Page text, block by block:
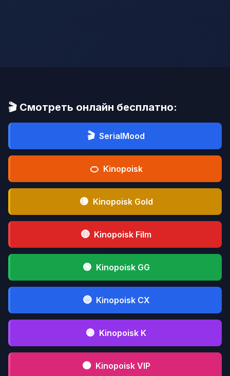
🎬 Смотреть онлайн бесплатно:
🎬 SerialMood
🍊 Kinopoisk
🟡 Kinopoisk Gold
🔴 Kinopoisk Film
🟢 Kinopoisk GG
🔵 Kinopoisk CX
🟣 Kinopoisk K
🟤 Kinopoisk VIP